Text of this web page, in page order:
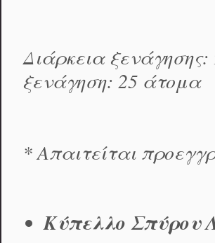
Διάρκεια
ξενάγηση: 25 άτομα
*Απαιτείται
Κύπελλο Σπύρου